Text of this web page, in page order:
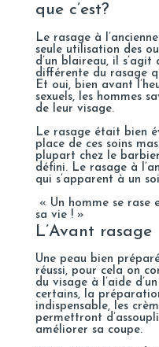
que c’est?
Le rasage à
seule utilisation des
d’un blaireau, il
différente du rasage
Et oui, bien avant
sexuels, les hommes
de leur visage.
Le rasage était bien
place de ces soins
plupart chez le
défini. Le rasage à
qui s’apparent à un
« Un homme se rase
sa vie ! »
L’Avant rasage
Une peau bien
réussi, pour cela on
du visage à l’aide
certains, la
indispensable, les
permettront
améliorer sa coupe.